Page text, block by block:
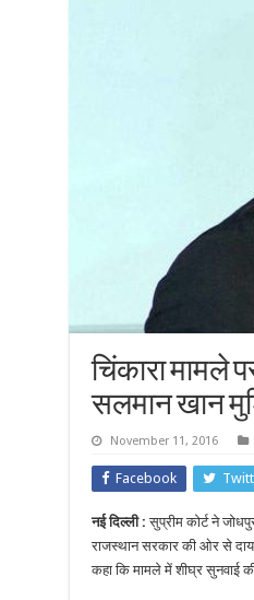
चिंकारा मामले
सलमान खान
November 11, 2016
Facebook
नई दिल्ली : सुप्रीम कोर्ट ने
राजस्थान सरकार की ओर से
कहा कि मामले में शीघ्र सुनवाई